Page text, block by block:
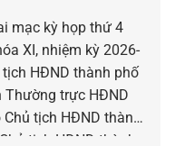
mạc kỳ họp thứ 4
XI, nhiệm kỳ 2026-
HĐND thành phố
Thường trực HĐND
tịch HĐND thành
tịch HĐND thành